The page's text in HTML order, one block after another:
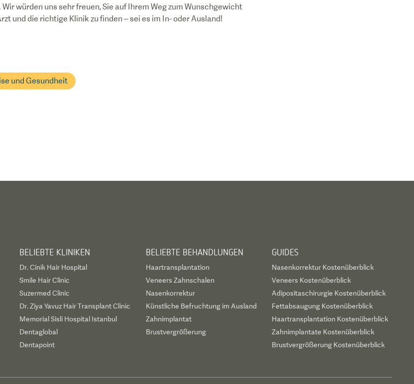
würden uns sehr freuen, Sie auf Ihrem Weg zum Wunschgewicht
und die richtige Klinik zu finden – sei es im In- oder Ausland!
und Gesundheit
BELIEBTE KLINIKEN
Dr. Cinik Hair Hospital
Smile Hair Clinic
Suzermed Clinic
Dr. Ziya Yavuz Hair Transplant Clinic
Memorial Sisli Hospital Istanbul
Dentaglobal
Dentapoint
BELIEBTE BEHANDLUNGEN
Haartransplantation
Veneers Zahnschalen
Nasenkorrektur
Künstliche Befruchtung im Ausland
Zahnimplantat
Brustvergrößerung
GUIDES
Nasenkorrektur Kostenüberblick
Veneers Kostenüberblick
Adipositaschirurgie Kostenüberblick
Fettabsaugung Kostenüberblick
Haartransplantation Kostenüberblick
Zahnimplantate Kostenüberblick
Brustvergrößerung Kostenüberblick